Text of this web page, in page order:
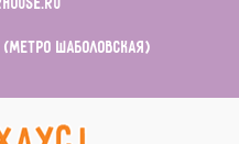
(метро Шаболовская)